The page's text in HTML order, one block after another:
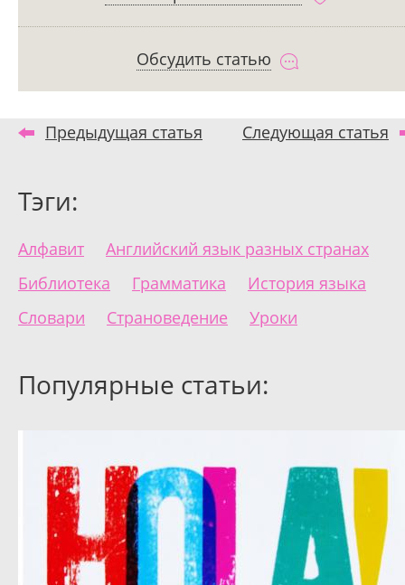
Обсудить статью
Предыдущая статья Следующая статья
Тэги:
Алфавит
Английский язык разных странах
Библиотека
Грамматика
История языка
Словари
Страноведение Уроки
Популярные статьи: